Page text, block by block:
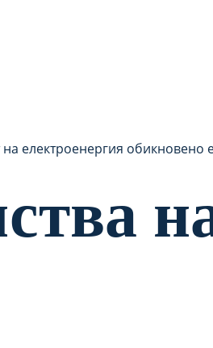
електроенергия обикновено